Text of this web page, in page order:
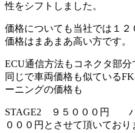
性をシフトしました。
価格についても当社では１
価格はまあまあ高い方です。
ECU通信方法もコネクタ部分
同じで車両価格も似ている
ーニングの価格も
STAGE2 ９５０００円 ハ
０００円とさせて頂いており